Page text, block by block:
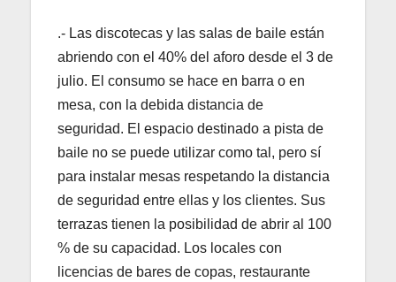
.- Las discotecas y las salas de baile están
abriendo con el 40% del aforo desde el 3 de
julio. El consumo se hace en barra o en
mesa, con la debida distancia de
seguridad. El espacio destinado a pista de
baile no se puede utilizar como tal, pero sí
para instalar mesas respetando la distancia
de seguridad entre ellas y los clientes. Sus
terrazas tienen la posibilidad de abrir al 100
% de su capacidad. Los locales con
licencias de bares de copas, restaurante